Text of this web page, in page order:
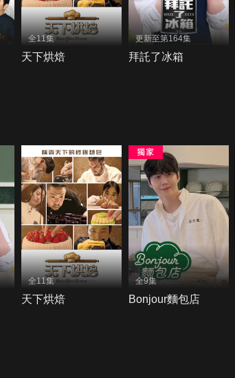
全11集
天下烘焙
更新至第164集
拜託了冰箱
全11集
天下烘焙
全9集
Bonjour麵包店